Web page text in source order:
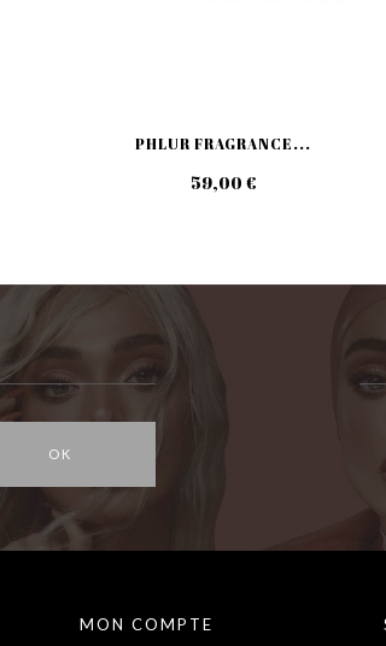
PHLUR FRAGRANCE...
59,00 €
OK
MON COMPTE